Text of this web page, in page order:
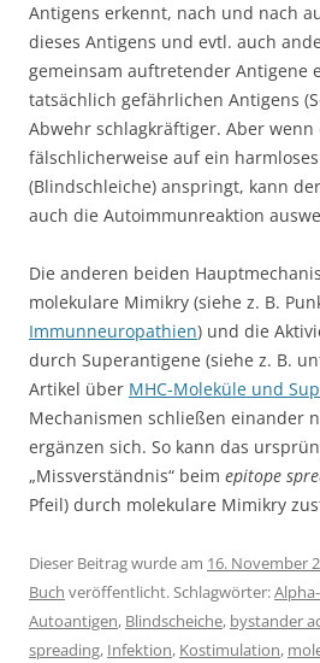
Antigens erkennt, nach und nach
dieses Antigens und evtl. auch
gemeinsam auftretender Antigene
tatsächlich gefährlichen Antigens
Abwehr schlagkräftiger. Aber wenn
fälschlicherweise auf ein
(Blindschleiche) anspringt, kann
auch die Autoimmunreaktion
Die anderen beiden
molekulare Mimikry (siehe z. B.
Immunneuropathien) und die
durch Superantigene (siehe z. B.
Artikel über MHC-Moleküle und
Mechanismen schließen einander
ergänzen sich. So kann das
„Missverständnis“ beim epitope
Pfeil) durch molekulare Mimikry
Dieser Beitrag wurde am 16. November
Buch veröffentlicht. Schlagwörter:
Autoantigen, Blindscheiche, bystander
spreading, Infektion, Kostimulation,